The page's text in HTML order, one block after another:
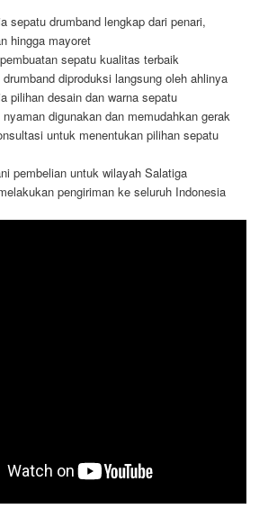
sepatu drumband lengkap dari penari,
hingga mayoret
sepatu kualitas terbaik
diproduksi langsung oleh ahlinya
pilihan desain dan warna sepatu
digunakan dan memudahkan gerak
untuk menentukan pilihan sepatu
pembelian untuk wilayah Salatiga
pengiriman ke seluruh Indonesia